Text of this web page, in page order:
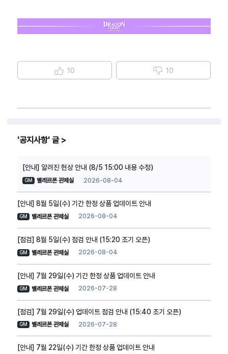
10 10
공지사항 글
[안내] 알려진 현상 안내 (8/5 15:00 내용 수정)
GM 벨레르폰 관제실 2026-08-04
[안내] 8월 5일(수) 기간 한정 상품 업데이트 안내
GM 벨레르폰 관제실 2026-08-04
[점검] 8월 5일(수) 점검 안내 (15:20 조기 오픈)
GM 벨레르폰 관제실 2026-08-04
[안내] 7월 29일(수) 기간 한정 상품 업데이트 안내
GM 벨레르폰 관제실 2026-07-28
[점검] 7월 29일(수) 업데이트 점검 안내 (15:40 조기 오픈)
GM 벨레르폰 관제실 2026-07-28
[안내] 7월 22일(수) 기간 한정 상품 업데이트 안내